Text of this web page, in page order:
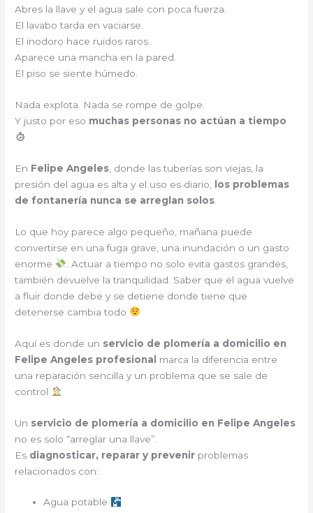
Abres la llave y el agua sale con poca fuerza.
El lavabo tarda en vaciarse.
El inodoro hace ruidos raros.
Aparece una mancha en la pared.
El piso se siente húmedo.
Nada explota. Nada se rompe de golpe.
Y justo por eso muchas personas no actúan a tiempo
En Felipe Angeles , donde las tuberías son viejas, la
presión del agua es alta y el uso es diario,
los problemas
de fontanería nunca se arreglan solos
Lo que hoy parece algo pequeño, mañana puede
convertirse en una fuga grave, una inundación o un gasto
enorme
. Actuar a tiempo no solo evita gastos grandes,
también devuelve la tranquilidad. Saber que el agua vuelve
a fluir donde debe y se detiene donde tiene que
detenerse cambia todo
Aquí es donde un servicio de plomería a domicilio en
Felipe Angeles profesional
marca la diferencia entre
una reparación sencilla y un problema que se sale de
control
Un servicio de plomería a domicilio en Felipe Angeles
no es solo “arreglar una llave”.
Es diagnosticar, reparar y prevenir problemas
relacionados con:
Agua potable